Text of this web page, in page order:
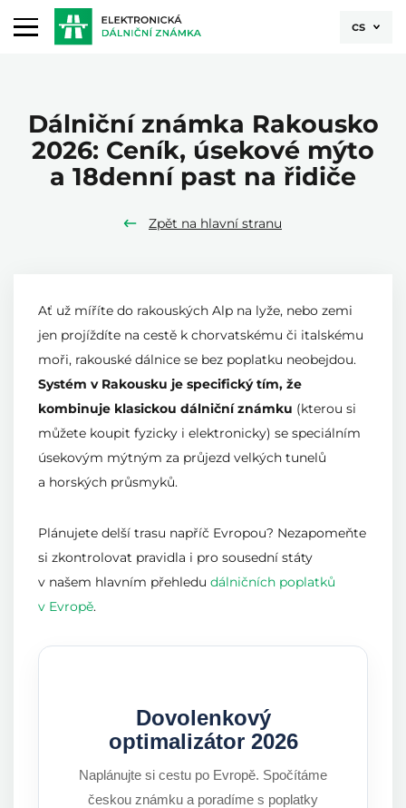
cs
Dálniční známka Rakousko
2026: Ceník, úsekové mýto
a 18denní past na řidiče
Zpět na hlavní stranu
Ať už míříte do rakouských Alp na lyže, nebo zemi
jen projíždíte na cestě k chorvatskému či italskému
moři, rakouské dálnice se bez poplatku neobejdou.
Systém v Rakousku je specifický tím, že
kombinuje klasickou dálniční známku (kterou si
můžete koupit fyzicky i elektronicky) se speciálním
úsekovým mýtným za průjezd velkých tunelů
a horských průsmyků.
Plánujete delší trasu napříč Evropou? Nezapomeňte
si zkontrolovat pravidla i pro sousední státy
v našem hlavním přehledu dálničních poplatků
v Evropě.
Dovolenkový
optimalizátor 2026
Naplánujte si cestu po Evropě. Spočítáme
českou známku a poradíme s poplatky